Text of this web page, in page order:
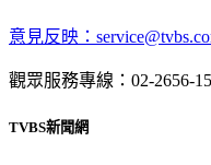
意見反映：
觀眾服務專線：02-2656-
TVBS新聞網